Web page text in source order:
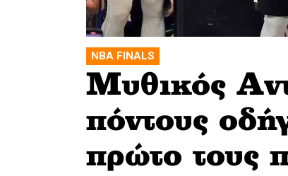
NBA FINALS
Μυθικός
πόντους
πρώτο τους